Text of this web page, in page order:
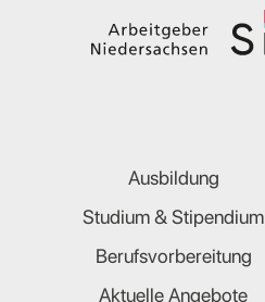
Ausbildung
Studium & Stipendium
Berufsvorbereitung
Aktuelle Angebote